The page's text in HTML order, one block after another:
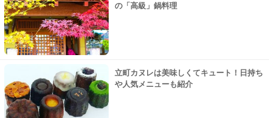
の「高級」鍋料理
立町カヌレは美味しくてキュート！日持ち
や人気メニューも紹介